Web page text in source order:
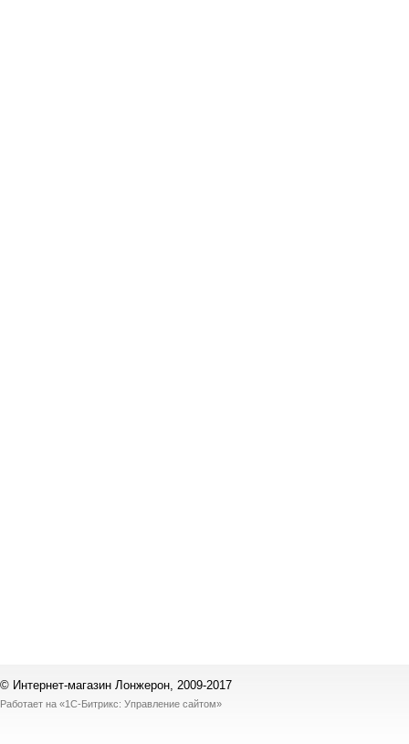
© Интернет-магазин Лонжерон, 2009-2017
Работает на «1С-Битрикс: Управление сайтом»